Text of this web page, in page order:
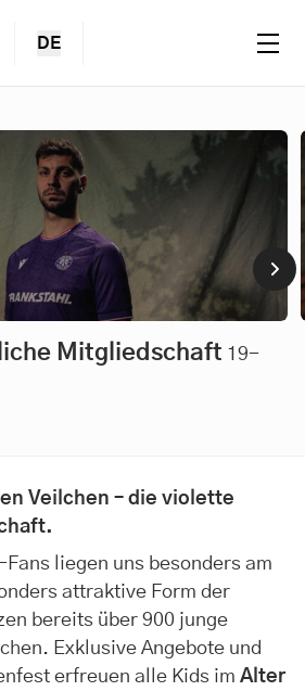
DE
Mitgliedschaft 19-
Veilchen – die violette
liegen uns besonders am
attraktive Form der
bereits über 900 junge
Exklusive Angebote und
erfreuen alle Kids im Alter